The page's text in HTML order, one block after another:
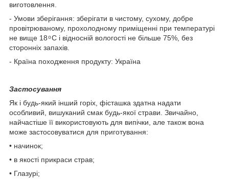
виготовлення.
- Умови зберігання: зберігати в чистому, сухому, добре
провітрюваному, прохолодному приміщенні при температурі
не вище 18 ͦ С і відносній вологості не більше 75%, без
сторонніх запахів.
- Країна походження продукту: Україна
Застосування
Як і будь-який інший горіх, фісташка здатна надати
особливий, вишуканий смак будь-якої страви. Звичайно,
найчастіше її використовують для випічки, але також вона
може застосовуватися для приготування:
• начинок;
• в якості прикраси страв;
• Глазурі;